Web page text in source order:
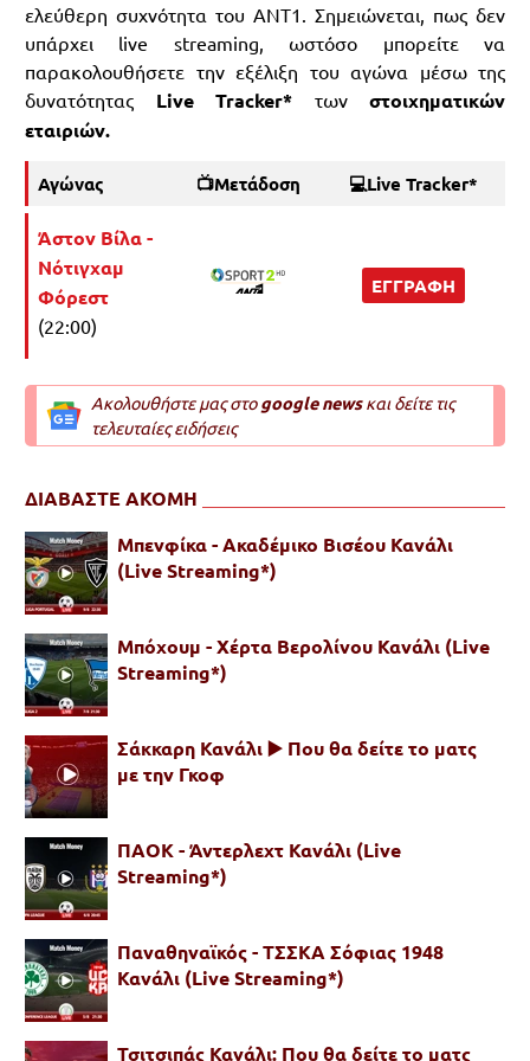
ελεύθερη συχνότητα του ANT1. Σημειώνεται, πως δεν
υπάρχει live streaming, ωστόσο μπορείτε να
παρακολουθήσετε την εξέλιξη του αγώνα μέσω της
δυνατότητας Live Tracker* των στοιχηματικών
εταιριών.
Αγώνας 📺Μετάδοση 💻Live Tracker*
Άστον Βίλα -
Νότιγχαμ
Φόρεστ
(22:00)
ΕΓΓΡΑΦΗ
Ακολουθήστε μας στοgoogle newsκαι δείτε τις
τελευταίες ειδήσεις
ΔΙΑΒΑΣΤΕ ΑΚΟΜΗ
Μπενφίκα - Ακαδέμικο Βισέου Κανάλι
(Live Streaming*)
Μπόχουμ - Χέρτα Βερολίνου Κανάλι (Live
Streaming*)
Σάκκαρη Κανάλι ▶️ Που θα δείτε το ματς
με την Γκοφ
ΠΑΟΚ - Άντερλεχτ Κανάλι (Live
Streaming*)
Παναθηναϊκός - ΤΣΣΚΑ Σόφιας 1948
Κανάλι (Live Streaming*)
Τσιτσιπάς Κανάλι: Που θα δείτε το ματς